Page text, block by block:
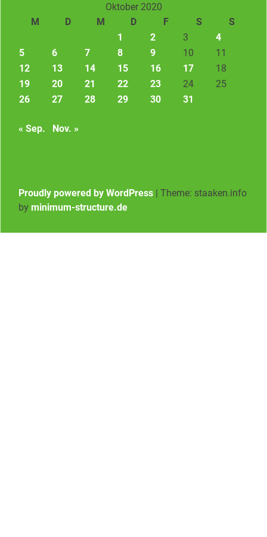
Oktober 2020
M
D M D F S
S
1
2 3
4
5
6 7 8 9 10
11
12
13 14 15 16 17
18
19
20 21 22 23 24
25
26
27 28 29 30 31
« Sep. Nov. »
Proudly powered by WordPress | Theme: staaken.info
by minimum-structure.de